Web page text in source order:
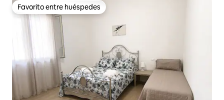
Favorito entre huéspedes
Favorito entre huéspedes